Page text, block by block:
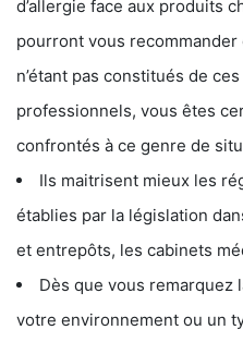
d’allergie face aux produits
pourront vous
n’étant pas constitués de
professionnels, vous êtes
confrontés à ce genre de
Ils maitrisent mieux les
établies par la législation
et entrepôts, les cabinets
Dès que vous remarquez
votre environnement ou un